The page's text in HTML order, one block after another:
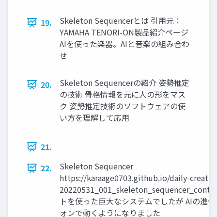
19.
Skeleton Sequencerとは 引用元：
YAMAHA TENORI-ON製品紹介ページ
AIを使った楽器。AIと音楽の組み合わ
せ
20.
Skeleton Sequencerの紹介 姿勢推定
の技術 骨格情報を元に人の形をマス
ク 姿勢推定技術のソフトウェアの使
い方を理解して応用
21.
22.
Skeleton Sequencer
https://karaage0703.github.io/daily-
トを使った巨大なシステムでしたが AIの進
ォンで動くようになりました